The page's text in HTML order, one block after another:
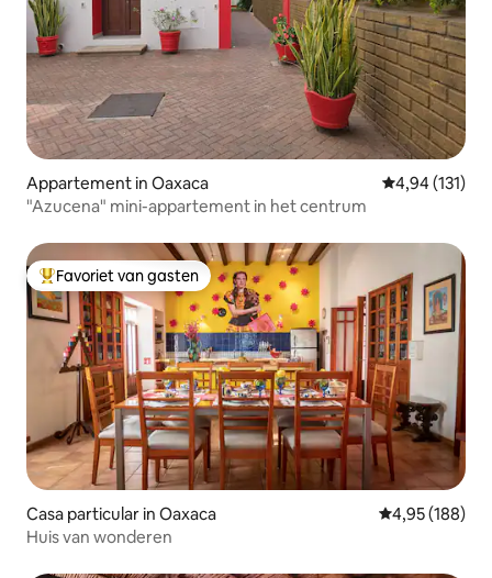
Appartement in Oaxaca Gemiddelde
4,94 (131)
"Azucena" mini-appartement in het centrum
Topfavoriet van gasten
Favoriet van gasten
Casa particular in Oaxaca Gemiddelde
4,95 (188)
Huis van wonderen